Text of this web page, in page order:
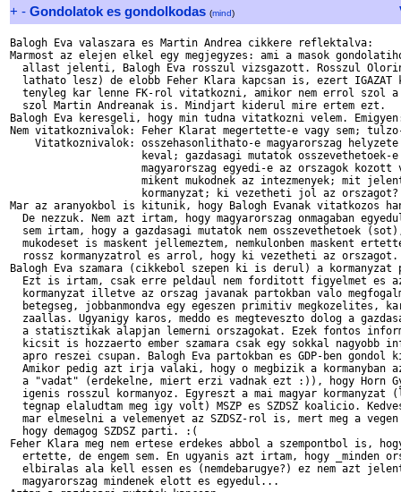
+ - Gondolatok es gondolkodas (mind)
Balogh Eva valaszara es Martin Andrea cikkere reflektalva:
Marmost az elejen elkel egy megjegyzes: ami a masok
allast jelenti, Balogh Eva rosszul vizsgazott. Rosszul
lathato lesz) de elobb Feher Klara kapcsan is, ezert IGAZAT
tenyleg kar lenne FK-rol vitatkozni, amikor nem errol szol
  szol Martin Andreanak is. Mindjart kiderul mire ertem ezt.
Balogh Eva keresgeli, hogy min tudna vitatkozni velem.
Nem vitatkoznivalok: Feher Klarat megertette-e vagy sem;
Vitatkoznivalok: osszehasonlithato-e magyarorszag
keval; gazdasagi mutatok osszevethetoek-
magyarorszag egyedi-e az orszagok kozott
mikent mukodnek az intezmenyek; mit
                     kormanyzat; ki vezetheti jol az orszagot?
Mar az aranyokbol is kitunik, hogy Balogh Evanak vitatkozos
De nezzuk. Nem azt irtam, hogy magyarorszag onmagaban
sem irtam, hogy a gazdasagi mutatok nem osszevethetoek
mukodeset is maskent jellemeztem, nemkulonben maskent
  rossz kormanyzatrol es arrol, hogy ki vezetheti az orszagot.
Balogh Eva szamara (cikkebol szepen ki is derul) a
Ezt is irtam, csak erre peldaul nem forditott figyelmet es
kormanyzat illetve az orszag javanak partokban valo
betegseg, jobbanmondva egy egeszen primitiv megkozelites,
zaallas. Ugyanigy karos, meddo es megteveszto dolog a
a statisztikak alapjan lemerni orszagokat. Ezek fontos
kicsit is hozzaerto ember szamara csak egy sokkal nagyobb
apro reszei csupan. Balogh Eva partokban es GDP-ben gondol
Amikor pedig azt irja valaki, hogy o megbizik a kormanyban
a "vadat" (erdekelne, miert erzi vadnak ezt :)), hogy Horn
igenis rosszul kormanyoz. Egyreszt a mai magyar kormanyzat
tegnap elaludtam meg igy volt) MSZP es SZDSZ koalicio.
mar elmeselni a velemenyet az SZDSZ-rol is, mert meg a
  hogy demagog SZDSZ parti. :(
Feher Klara meg nem ertese erdekes abbol a szempontbol is,
ertette, de engem sem. En ugyanis azt irtam, hogy _minden
elbiralas ala kell essen es (nemdebarugye?) ez nem azt
  magyarorszag mindenek elott es egyedul...